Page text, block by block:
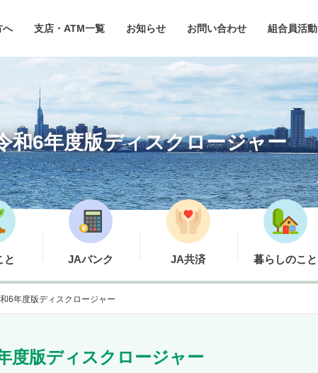
へ 支店・ATM一覧 お知らせ お問い合わせ 組合員活動
と JAバンク JA共済 暮らしのこと
和6年度版ディスクロージャー
6年度版ディスクロージャー
度版ディスクロージャー